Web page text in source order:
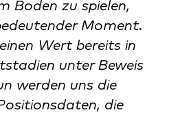
Boden zu spielen,
Moment.
Wert bereits in
unter Beweis
werden uns die
die